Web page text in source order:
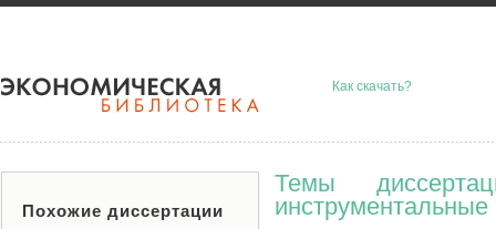
Как скачать?
Темы
Похожие диссертации